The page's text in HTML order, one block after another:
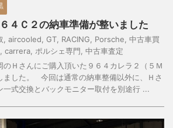
４Ｃ２の納車準備が整いました
aircooled GT RACING Porsche 中古車買
carrera ポルシェ専門 中古車査定
Ｈさんにご購入頂いた９６４カレラ２（５Ｍ
ました。 今回は通常の納車整備以外に、Ｈさ
一式交換とバックモニター取付を別途行 ...